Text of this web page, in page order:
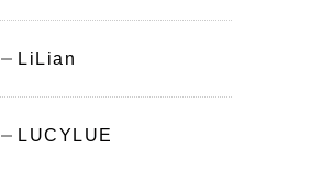
LiLian
LUCYLUE